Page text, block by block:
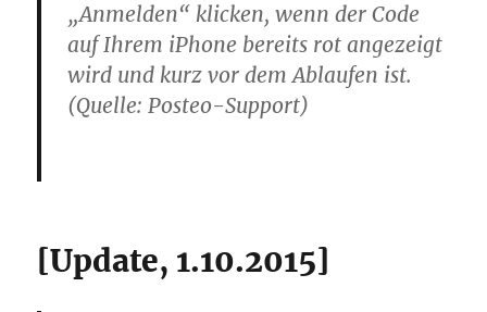
„Anmelden“ klicken, wenn der Code
auf Ihrem iPhone bereits rot angezeigt
wird und kurz vor dem Ablaufen ist.
(Quelle: Posteo-Support)
[Update, 1.10.2015]